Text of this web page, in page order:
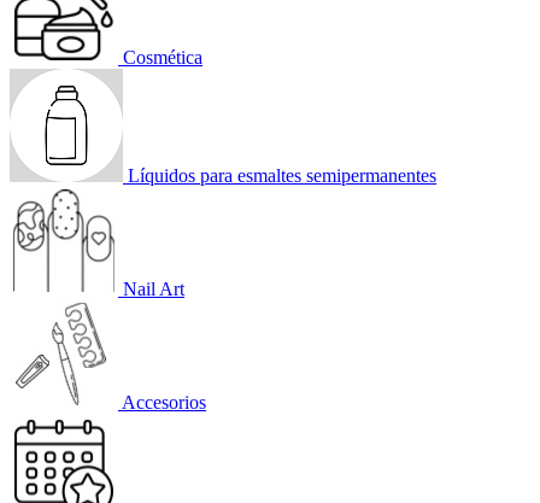
Cosmética
Líquidos para esmaltes semipermanentes
Nail Art
Accesorios